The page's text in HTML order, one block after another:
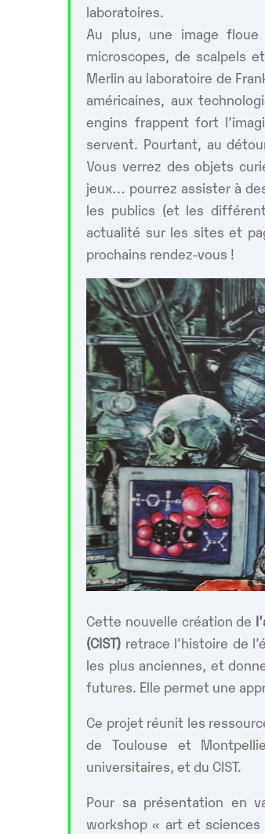
laboratoires.
Au plus, une image
microscopes, de scalpels
Merlin au laboratoire de
américaines, aux
engins frappent fort
servent. Pourtant, au
Vous verrez des objets
jeux… pourrez assister à
les publics (et les
actualité sur les sites et
prochains rendez-vous !
Cette nouvelle création de
(CIST) retrace l’histoire de
les plus anciennes, et
futures. Elle permet une
Ce projet réunit les
de Toulouse et
universitaires, et du CIST.
Pour sa présentation en
workshop « art et sciences